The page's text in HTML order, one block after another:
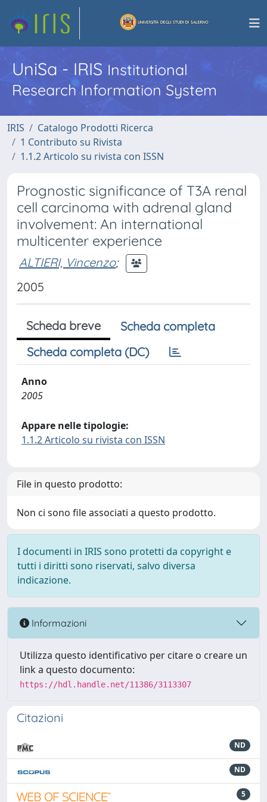
UniSa - IRISInstitutional
Research Information System
IRIS
Catalogo Prodotti Ricerca
1 Contributo su Rivista
1.1.2 Articolo su rivista con ISSN
Prognostic significance of T3A renal
cell carcinoma with adrenal gland
involvement: An international
multicenter experience
ALTIERI, Vincenzo;
2005
Scheda breve
Scheda completa
Scheda completa (DC)
Anno
2005
Appare nelle tipologie:
1.1.2 Articolo su rivista con ISSN
File in questo prodotto:
Non ci sono file associati a questo prodotto.
I documenti in IRIS sono protetti da copyright e
tutti i diritti sono riservati, salvo diversa
indicazione.
Informazioni
Utilizza questo identificativo per citare o creare un
link a questo documento:
https://hdl.handle.net/11386/3113307
Citazioni
ND
ND
5